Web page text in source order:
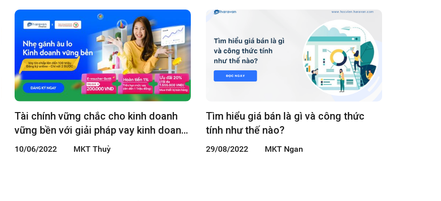
Tài chính vững chắc cho kinh doanh
vững bền với giải pháp vay kinh doanh
tín chấp của KBank và Haravan
10/06/2022 MKT Thuỳ
Tìm hiểu giá bán là gì và công thức
tính như thế nào?
29/08/2022 MKT Ngan